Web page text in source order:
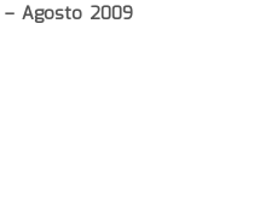
– Agosto 2009